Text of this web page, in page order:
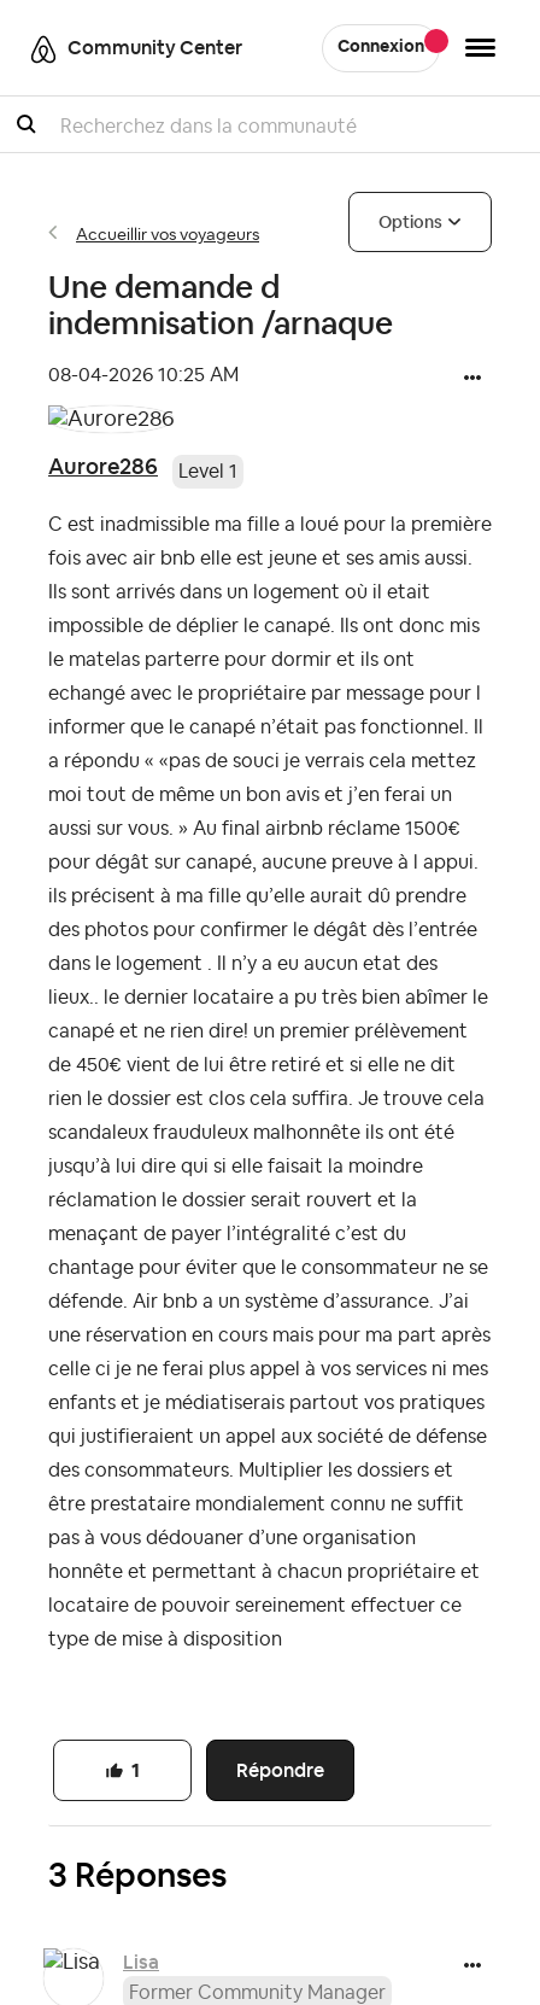
Community Center Connexion
Recherche
Accueillir vos voyageurs
Options
Une demande d
indemnisation /arnaque
‎08-04-2026 10:25 AM
Aurore286 Level 1
C est inadmissible ma fille a loué pour la première
fois avec air bnb elle est jeune et ses amis aussi.
Ils sont arrivés dans un logement où il etait
impossible de déplier le canapé. Ils ont donc mis
le matelas parterre pour dormir et ils ont
echangé avec le propriétaire par message pour l
informer que le canapé n’était pas fonctionnel. Il
a répondu « «pas de souci je verrais cela mettez
moi tout de même un bon avis et j’en ferai un
aussi sur vous. » Au final airbnb réclame 1500€
pour dégât sur canapé, aucune preuve à l appui.
ils précisent à ma fille qu’elle aurait dû prendre
des photos pour confirmer le dégât dès l’entrée
dans le logement . Il n’y a eu aucun etat des
lieux.. le dernier locataire a pu très bien abîmer le
canapé et ne rien dire! un premier prélèvement
de 450€ vient de lui être retiré et si elle ne dit
rien le dossier est clos cela suffira. Je trouve cela
scandaleux frauduleux malhonnête ils ont été
jusqu’à lui dire qui si elle faisait la moindre
réclamation le dossier serait rouvert et la
menaçant de payer l’intégralité c’est du
chantage pour éviter que le consommateur ne se
défende. Air bnb a un système d’assurance. J’ai
une réservation en cours mais pour ma part après
celle ci je ne ferai plus appel à vos services ni mes
enfants et je médiatiserais partout vos pratiques
qui justifieraient un appel aux société de défense
des consommateurs. Multiplier les dossiers et
être prestataire mondialement connu ne suffit
pas à vous dédouaner d’une organisation
honnête et permettant à chacun propriétaire et
locataire de pouvoir sereinement effectuer ce
type de mise à disposition
Répondre
1
3 Réponses
Lisa
Former Community Manager